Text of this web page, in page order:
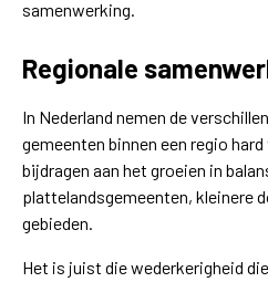
samenwerking.
Regionale
In Nederland nemen de
gemeenten binnen een regio
bijdragen aan het groeien in
plattelandsgemeenten, kleinere
gebieden.
Het is juist die wederkerigheid